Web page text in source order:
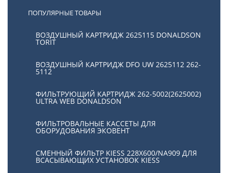
ПОПУЛЯРНЫЕ ТОВАРЫ
ВОЗДУШНЫЙ КАРТРИДЖ 2625115 DONALDSON
TORIT
ВОЗДУШНЫЙ КАРТРИДЖ DFO UW 2625112 262-
5112
ФИЛЬТРУЮЩИЙ КАРТРИДЖ 262-5002(2625002)
ULTRA WEB DONALDSON
ФИЛЬТРОВАЛЬНЫЕ КАССЕТЫ ДЛЯ
ОБОРУДОВАНИЯ ЭКОВЕНТ
СМЕННЫЙ ФИЛЬТР KIESS 228Х600/NA909 ДЛЯ
ВСАСЫВАЮЩИХ УСТАНОВОК KIESS